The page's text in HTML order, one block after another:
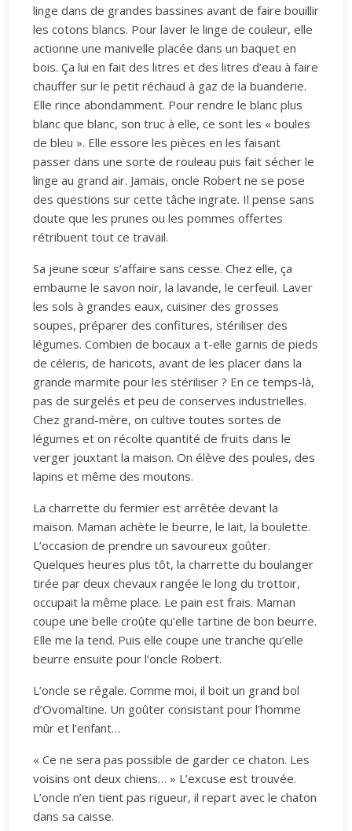
linge dans de grandes bassines avant de faire bouillir
les cotons blancs. Pour laver le linge de couleur, elle
actionne une manivelle placée dans un baquet en
bois. Ça lui en fait des litres et des litres d’eau à faire
chauffer sur le petit réchaud à gaz de la buanderie.
Elle rince abondamment. Pour rendre le blanc plus
blanc que blanc, son truc à elle, ce sont les « boules
de bleu ». Elle essore les pièces en les faisant
passer dans une sorte de rouleau puis fait sécher le
linge au grand air. Jamais, oncle Robert ne se pose
des questions sur cette tâche ingrate. Il pense sans
doute que les prunes ou les pommes offertes
rétribuent tout ce travail.
Sa jeune sœur s’affaire sans cesse. Chez elle, ça
embaume le savon noir, la lavande, le cerfeuil. Laver
les sols à grandes eaux, cuisiner des grosses
soupes, préparer des confitures, stériliser des
légumes. Combien de bocaux a t-elle garnis de pieds
de céleris, de haricots, avant de les placer dans la
grande marmite pour les stériliser ? En ce temps-là,
pas de surgelés et peu de conserves industrielles.
Chez grand-mère, on cultive toutes sortes de
légumes et on récolte quantité de fruits dans le
verger jouxtant la maison. On élève des poules, des
lapins et même des moutons.
La charrette du fermier est arrêtée devant la
maison. Maman achète le beurre, le lait, la boulette.
L’occasion de prendre un savoureux goûter.
Quelques heures plus tôt, la charrette du boulanger
tirée par deux chevaux rangée le long du trottoir,
occupait la même place. Le pain est frais. Maman
coupe une belle croûte qu’elle tartine de bon beurre.
Elle me la tend. Puis elle coupe une tranche qu’elle
beurre ensuite pour l’oncle Robert.
L’oncle se régale. Comme moi, il boit un grand bol
d’Ovomaltine. Un goûter consistant pour l’homme
mûr et l’enfant…
« Ce ne sera pas possible de garder ce chaton. Les
voisins ont deux chiens… » L’excuse est trouvée.
L’oncle n’en tient pas rigueur, il repart avec le chaton
dans sa caisse.